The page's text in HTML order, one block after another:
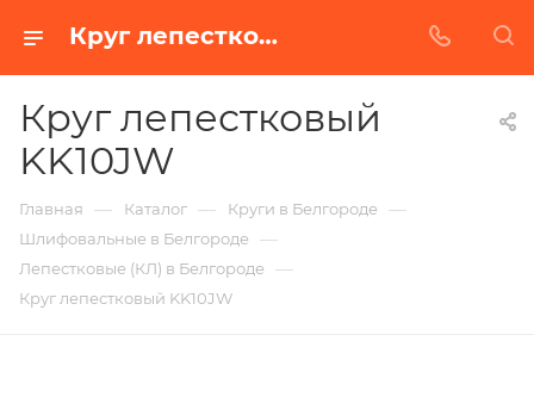
Круг лепестковый KK10JW в Белгороде | Купить по недорогой цене от Абразивного Завода
Круг лепестковый
KK10JW
Главная — Каталог — Круги в Белгороде —
Шлифовальные в Белгороде —
Лепестковые (КЛ) в Белгороде —
Круг лепестковый KK10JW